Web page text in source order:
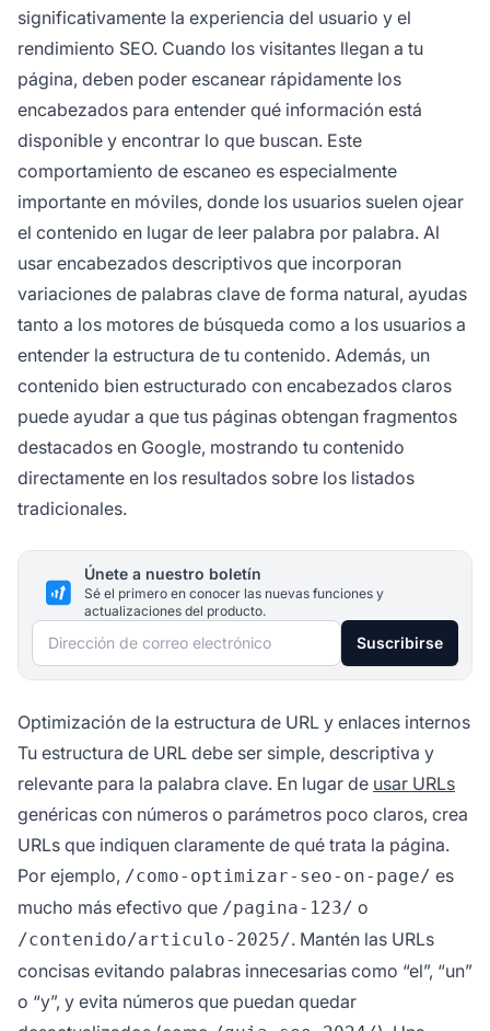
significativamente la experiencia del usuario y el
rendimiento SEO. Cuando los visitantes llegan a tu
página, deben poder escanear rápidamente los
encabezados para entender qué información está
disponible y encontrar lo que buscan. Este
comportamiento de escaneo es especialmente
importante en móviles, donde los usuarios suelen ojear
el contenido en lugar de leer palabra por palabra. Al
usar encabezados descriptivos que incorporan
variaciones de palabras clave de forma natural, ayudas
tanto a los motores de búsqueda como a los usuarios a
entender la estructura de tu contenido. Además, un
contenido bien estructurado con encabezados claros
puede ayudar a que tus páginas obtengan fragmentos
destacados en Google, mostrando tu contenido
directamente en los resultados sobre los listados
tradicionales.
Únete a nuestro boletín
Sé el primero en conocer las nuevas funciones y
actualizaciones del producto.
Dirección de correo electrónico Suscribirse
Optimización de la estructura de URL y enlaces internos
Tu estructura de URL debe ser simple, descriptiva y
relevante para la palabra clave. En lugar de usar URLs
genéricas con números o parámetros poco claros, crea
URLs que indiquen claramente de qué trata la página.
Por ejemplo, /como-optimizar-seo-on-page/ es
mucho más efectivo que /pagina-123/ o
/contenido/articulo-2025/. Mantén las URLs
concisas evitando palabras innecesarias como “el”, “un”
o “y”, y evita números que puedan quedar